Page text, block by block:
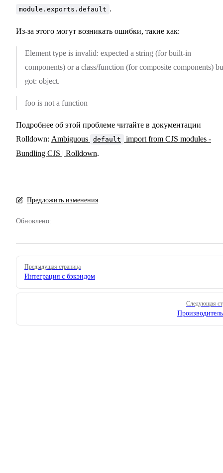
module.exports.default .
Из-за этого могут возникать ошибки, такие как:
Element type is invalid: expected a string (for built-in
components) or a class/function (for composite components)
got: object.
foo is not a function
Подробнее об этой проблеме читайте в документации
Rolldown: Ambiguous default
import from CJS modules -
Bundling CJS | Rolldown.
Предложить изменения
Обновлено:
Pager
Предыдущая страница
Интеграция с бэкэндом
Следующая